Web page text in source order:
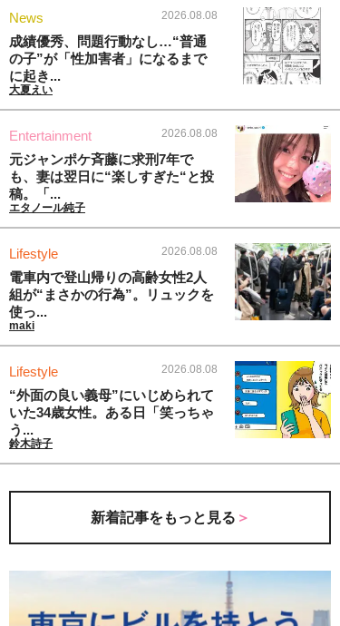
News 2026.08.08
成績優秀、問題行動なし…“普通
の子”が「性加害者」になるまで
に起き...
大夏えい
Entertainment 2026.08.08
元ジャンポケ斉藤に求刑7年で
も、妻は翌日に“楽しすぎた“と投
稿。「...
エタノール純子
Lifestyle 2026.08.08
電車内で登山帰りの高齢女性2人
組が“まさかの行為”。リュックを
使っ...
maki
Lifestyle 2026.08.08
“外面の良い義母”にいじめられて
いた34歳女性。ある日「笑っちゃ
う...
鈴木詩子
新着記事をもっと見る